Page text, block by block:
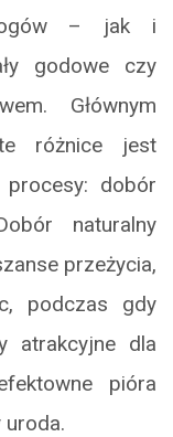
– jak i
godowe czy
Głównym
te różnice jest
dobór
naturalny
przeżycia,
podczas gdy
atrakcyjne dla
pióra
uroda.